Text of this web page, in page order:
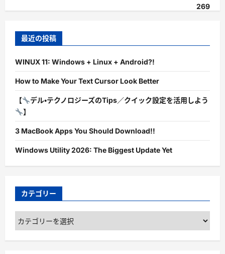
269
最近の投稿
WINUX 11: Windows + Linux + Android?!
How to Make Your Text Cursor Look Better
【
デル・テクノロジーズのTips／クイック設定を活用しよう
】
3 MacBook Apps You Should Download!!
Windows Utility 2026: The Biggest Update Yet
カテゴリー
カ
テ
ゴ